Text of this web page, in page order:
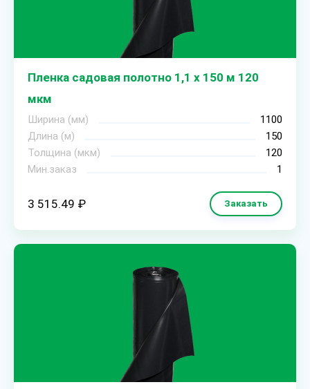
Пленка садовая полотно 1,1 х 150 м 120
мкм
Ширина (мм)
1100
Длина (м)
150
Толщина (мкм)
120
Мин.заказ
1
3 515.49 ₽ Заказать